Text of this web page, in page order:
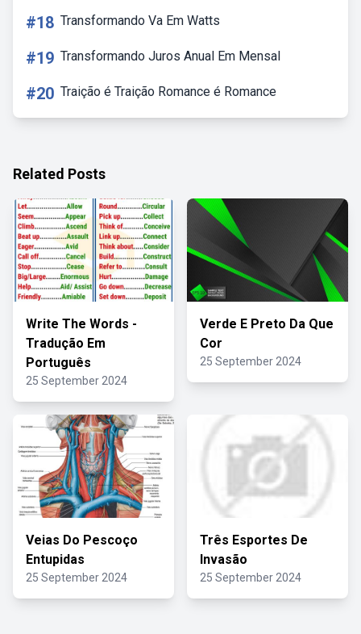
#18 Transformando Va Em Watts
#19 Transformando Juros Anual Em Mensal
#20 Traição é Traição Romance é Romance
Related Posts
Write The Words -
Tradução Em
Português
25 September 2024
Verde E Preto Da Que
Cor
25 September 2024
Veias Do Pescoço
Entupidas
25 September 2024
Três Esportes De
Invasão
25 September 2024